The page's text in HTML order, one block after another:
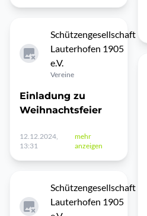
Schützengesellschaft
Lauterhofen 1905
e.V.
Vereine
Einladung zu
Weihnachtsfeier
12.12.2024,
13:31
mehr
anzeigen
Schützengesellschaft
Lauterhofen 1905